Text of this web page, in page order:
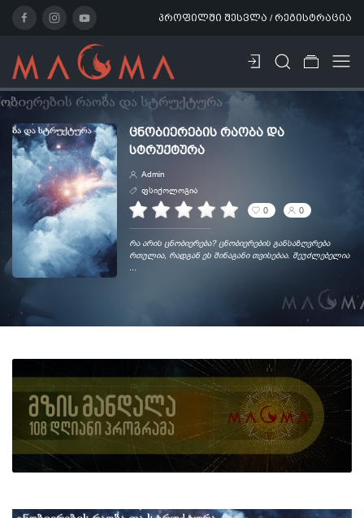
პროფილში შესვლა / რეგისტრაცია
ᲪᲜᲝᲑᲘᲔᲠᲔᲑᲘᲡ ᲠᲐᲝᲑᲐ ᲓᲐ
ᲡᲢᲠᲣᲥᲢᲣᲠᲐ
Admin
ფსიქოლოგია
0 0
რა არის ცნობიერება? ცნობიერების განსაზღვრება
რთულია, რადგან ეს შინაგანი თვისებაა. შეუძლებელია
...